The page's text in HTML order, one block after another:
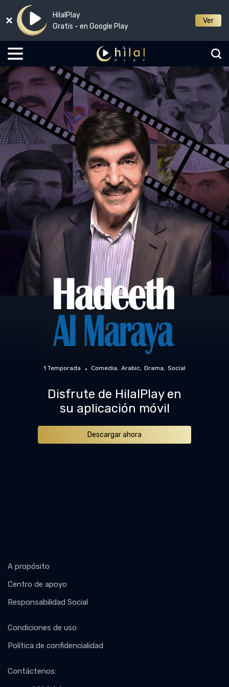
HilalPlay
Gratis - en Google Play
Ver
1 Temporada Comedia Arabic Drama Social
Disfrute de HilalPlay en
su aplicación móvil
Descargar ahora
A propósito
Centro de apoyo
Responsabilidad Social
Condiciones de uso
Política de confidencialidad
Contáctenos: